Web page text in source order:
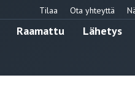
Tilaa Ota yhteyttä
Raamattu Lähetys